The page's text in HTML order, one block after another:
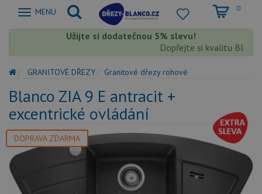
Zobrazit
MENU 0
Užijte si dodatečnou 5% slevu!
Dopřejte si kvalitu Blanco
GRANITOVÉ DŘEZY Granitové dřezy rohové
Blanco ZIA 9 E antracit +
excentrické ovládání
DOPRAVA ZDARMA